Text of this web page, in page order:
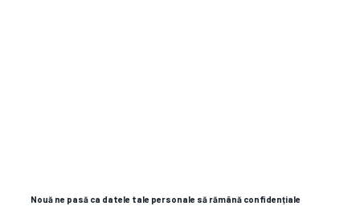
Nouă ne pasă ca datele tale personale să rămână confidențiale